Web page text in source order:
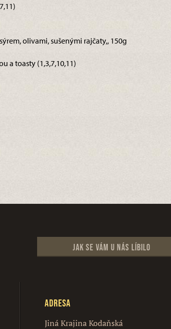
olivami, sušenými rajčaty,, 150g
a toasty (1,3,7,10,11)
Jak se vám u nás líbilo
Adresa
Jiná Krajina Kodaňská